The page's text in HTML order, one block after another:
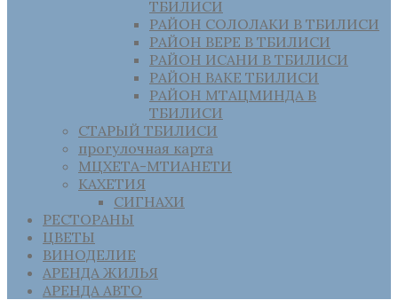
ТБИЛИСИ
РАЙОН СОЛОЛАКИ В ТБИЛИСИ
РАЙОН ВЕРЕ В ТБИЛИСИ
РАЙОН ИСАНИ В ТБИЛИСИ
РАЙОН ВАКЕ ТБИЛИСИ
РАЙОН МТАЦМИНДА В
ТБИЛИСИ
СТАРЫЙ ТБИЛИСИ
прогулочная карта
МЦХЕТА-МТИАНЕТИ
КАХЕТИЯ
СИГНАХИ
РЕСТОРАНЫ
ЦВЕТЫ
ВИНОДЕЛИЕ
АРЕНДА ЖИЛЬЯ
АРЕНДА АВТО